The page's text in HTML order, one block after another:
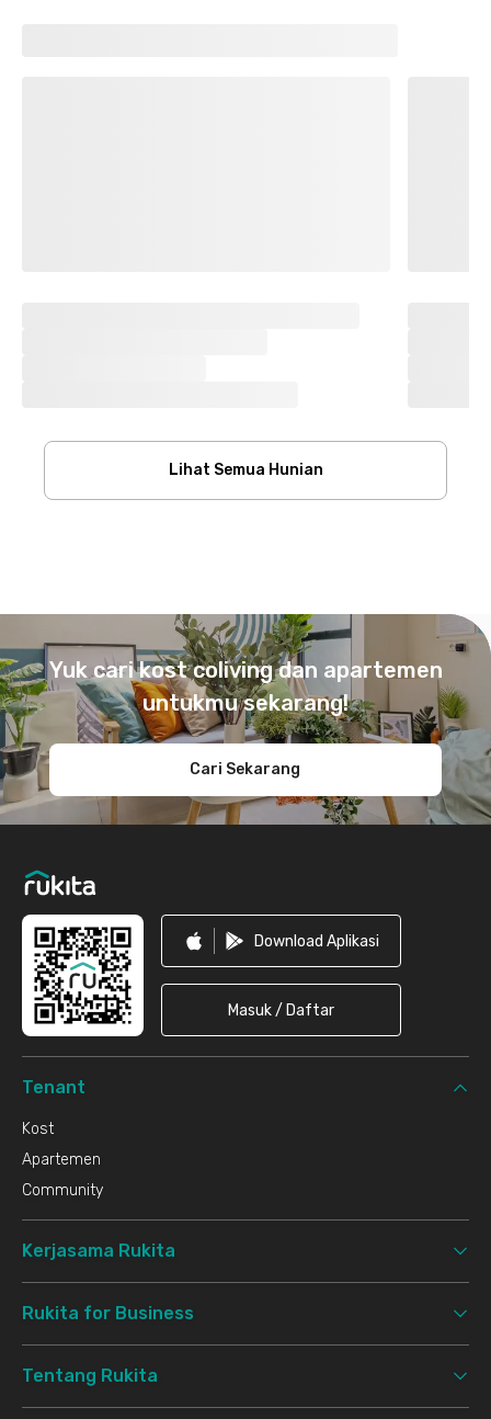
Lihat Semua Hunian
Yuk cari kost coliving dan apartemen
untukmu sekarang!
Cari Sekarang
Download Aplikasi
Masuk / Daftar
Tenant
Kost
Apartemen
Community
Kerjasama Rukita
Rukita for Business
Tentang Rukita